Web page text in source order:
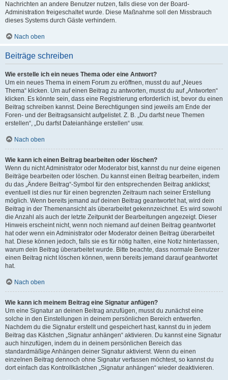
Nachrichten an andere Benutzer nutzen, falls diese von der Board-
Administration freigeschaltet wurde. Diese Maßnahme soll den Missbrauch
dieses Systems durch Gäste verhindern.
Nach oben
Beiträge schreiben
Wie erstelle ich ein neues Thema oder eine Antwort?
Um ein neues Thema in einem Forum zu eröffnen, musst du auf „Neues
Thema“ klicken. Um auf einen Beitrag zu antworten, musst du auf „Antworten“
klicken. Es könnte sein, dass eine Registrierung erforderlich ist, bevor du einen
Beitrag schreiben kannst. Deine Berechtigungen sind jeweils am Ende der
Foren- und der Beitragsansicht aufgelistet. Z. B. „Du darfst neue Themen
erstellen“, „Du darfst Dateianhänge erstellen“ usw.
Nach oben
Wie kann ich einen Beitrag bearbeiten oder löschen?
Wenn du nicht Administrator oder Moderator bist, kannst du nur deine eigenen
Beiträge bearbeiten oder löschen. Du kannst einen Beitrag bearbeiten, indem
du das „Ändere Beitrag“-Symbol für den entsprechenden Beitrag anklickst;
eventuell ist dies nur für einen begrenzten Zeitraum nach seiner Erstellung
möglich. Wenn bereits jemand auf deinen Beitrag geantwortet hat, wird dein
Beitrag in der Themenansicht als überarbeitet gekennzeichnet. Es wird sowohl
die Anzahl als auch der letzte Zeitpunkt der Bearbeitungen angezeigt. Dieser
Hinweis erscheint nicht, wenn noch niemand auf deinen Beitrag geantwortet
hat oder wenn ein Administrator oder Moderator deinen Beitrag überarbeitet
hat. Diese können jedoch, falls sie es für nötig halten, eine Notiz hinterlassen,
warum dein Beitrag überarbeitet wurde. Bitte beachte, dass normale Benutzer
einen Beitrag nicht löschen können, wenn bereits jemand darauf geantwortet
hat.
Nach oben
Wie kann ich meinem Beitrag eine Signatur anfügen?
Um eine Signatur an deinen Beitrag anzufügen, musst du zunächst eine
solche in den Einstellungen in deinem persönlichen Bereich entwerfen.
Nachdem du die Signatur erstellt und gespeichert hast, kannst du in jedem
Beitrag das Kästchen „Signatur anhängen“ aktivieren. Du kannst eine Signatur
auch hinzufügen, indem du in deinem persönlichen Bereich das
standardmäßige Anhängen deiner Signatur aktivierst. Wenn du einen
einzelnen Beitrag dennoch ohne Signatur verfassen möchtest, so kannst du
dort einfach das Kontrollkästchen „Signatur anhängen“ wieder deaktivieren.